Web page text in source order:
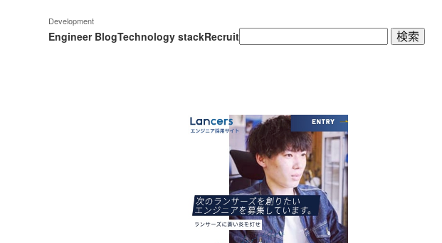
Development
Engineer BlogTechnology stackRecruit検
索: